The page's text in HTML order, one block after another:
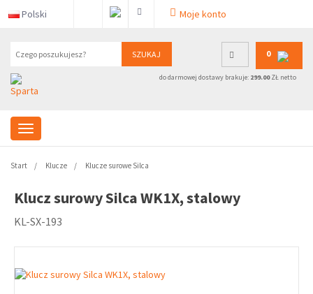
Polski Moje konto
SZUKAJ 0
do darmowej dostawy brakuje: 299.00ZŁ netto
Start Klucze Klucze surowe Silca
Klucz surowy Silca WK1X, stalowy
KL-SX-193